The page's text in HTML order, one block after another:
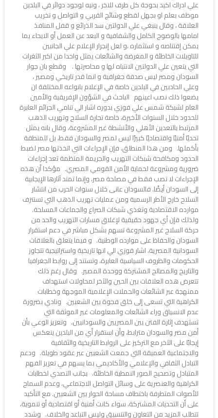
علي ادراك اكيد بحوجة كل طرف للاخر ، ونبه لوجود دوائر في البلدين
موظف بعلم او بجهل لقطع وشائج القربي و التواصل و تخريب
العلاقة ، وقال ينبغي علي الدولتين سد الذرائع و قفل المنافذ
امامها بالوضوح الكامل والشفافية و البعد عن العمل أو الايحاء بما
يمكن إقتناصه و استثماره ،و لعل إنجرار الإعلام علي الجانبين
للتاويلات الخاطئة و المغرضة والشائعات يمثل واحدا من اكبر الثغرات
التي يتعين علي الدولتين الانتباه لها و محاصرتها . وقطع بان جوار
السودان ومصر ليس صدفة جغرافية و انما قدر تاريخي ومصير ،
وعلي الحادبين في البلدين خاصة في الإعلام بانواعه المختلفة ان
يضعوا ذلك نصب اعينهم الباحث في الشؤون الإفريقية والأمين
العام لشبكة شمس علي فوزي بدوره اشار الي تنامي الجرائم العابرة
للحدود خلال السنوات الأخيرة، خاصة تجارة السلاح وتهريب الذهب
المرتبط بالتعدين الأهلي والأنشطة غير المشروعة، وقال بانه يمثل
تحديًا أمنيًا واقتصاديًا كبيرًا ليس لمصر والسودان فقط، بل للمنطقة
بأكملها. ومن هذا المنطلق، فإن الإجراءات التي اتخذتها مصر لضبط
الحدود ومكافحة شبكات التهريب والجريمة المنظمة تعد إجراءات
ضرورية ومشروعة لحماية الأمن القومي المصري. مؤكدا أن هذه
الإجراءات لا تصب فقط في مصلحة مصر، وإنما تمتد آثارها الإيجابية
إلى السودان أيضًا. فالسودان عانى خلال سنوات الحرب من انتشار
السلاح خارج الأطر الرسمية ومن عمليات تهريب الذهب التي تستنزف
موارده الاقتصادية وتغذي شبكات الصراع والجماعات المسلحة.
ولذلك فإن أي جهود حقيقية لإغلاق مسارات التهريب والحد من
حركة السلاح غير المشروعة تسهم بشكل مباشر في دعم استقرار
السودان والحفاظ على موارده الوطنية. و فيما يتعلق بالعلاقات
السودانية المصرية، اشار فوزي الي انها تاريخية واستراتيجية تتجاوز
الحكومات والظروف السياسية العابرة، وتستند إلى روابط الجغرافيا
والتاريخ والمصالح المشتركة ووحدة المصير. وقال رغم ذلك
تتعرض هذه العلاقات بين الحين والآخر لمحاولات استهداف
ممنهجة عبر الشائعات والحملات الإعلامية الموجهة وخطابات
الكراهية التي تسعى إلى خلق فجوة بين الشعبين. ونادي بضرورة
عدم الانسياق وراء الشائعات والمعلومات غير الموثقة التي
تستهدف إثارة الفتن بين المصريين والسودانيين. وتعزيز الوعي بأن
أمن مصر والسودان مترابط، وأن استقرار أي من البلدين ينعكس
إيجابًا على الآخر مع التركيز على الروابط التاريخية والثقافية
والاجتماعية العميقة التي جمعت الشعبين عبر عقود طويلة. ودعم
التبادل الثقافي والإعلامي والأكاديمي بما يسهم في تعزيز الفهم
المتبادل وتصحيح الصور النمطية الخاطئة. بجانب التصدي لخطابات
الكراهية والعنصرية على وسائل التواصل الاجتماعي، وعدم السماح
للأصوات المتطرفة باختطاف مساحة الحوار بين الشعبين. مع التأكيد
على أن التحديات المشتركة، سواء كانت أمنية أو اقتصادية أو تنموية،
تتطلب المزيد من التعاون والتنسيق وليس التباعد والخلاف. وشدد